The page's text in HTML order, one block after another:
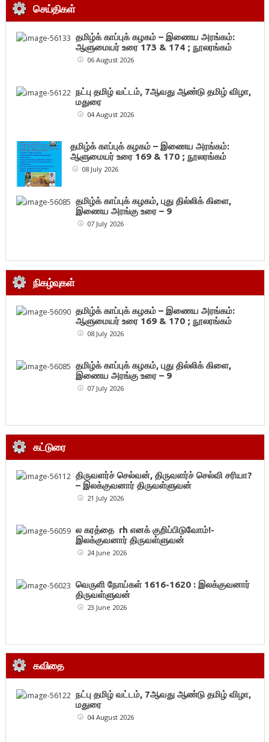
செய்திகள்
தமிழ்க் காப்புக் கழகம் – இணைய அரங்கம்:
ஆளுமையர் உரை 173 & 174 ; நூலரங்கம்
06 August 2026
நட்பு தமிழ் வட்டம், 7ஆவது ஆண்டு தமிழ் விழா,
மதுரை
04 August 2026
தமிழ்க் காப்புக் கழகம் – இணைய அரங்கம்:
ஆளுமையர் உரை 169 & 170 ; நூலரங்கம்
08 July 2026
தமிழ்க் காப்புக் கழகம், புது தில்லிக் கிளை,
இணைய அரங்கு உரை – 9
07 July 2026
நிகழ்வுகள்
தமிழ்க் காப்புக் கழகம் – இணைய அரங்கம்:
ஆளுமையர் உரை 169 & 170 ; நூலரங்கம்
08 July 2026
தமிழ்க் காப்புக் கழகம், புது தில்லிக் கிளை,
இணைய அரங்கு உரை – 9
07 July 2026
கட்டுரை
திருவளர்ச் செல்வன், திருவளர்ச் செல்வி சரியா?
– இலக்குவனார் திருவள்ளுவன்
21 July 2026
ல கரத்தை rh எனக் குறிப்பிடுவோம்!-
இலக்குவனார் திருவள்ளுவன்
24 June 2026
வெருளி நோய்கள் 1616-1620 : இலக்குவனார்
திருவள்ளுவன்
23 June 2026
கவிதை
நட்பு தமிழ் வட்டம், 7ஆவது ஆண்டு தமிழ் விழா,
மதுரை
04 August 2026